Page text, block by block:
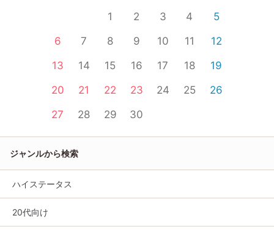
1 2 3 4
5
6
7 8 9 10 11
12
13
14 15 16 17 18
19
20
21 22 23 24 25
26
27
28 29 30
ジャンルから検索
ハイステータス
20代向け